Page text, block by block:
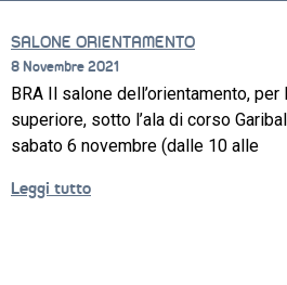
CORSI
NEWS
SETTORI
SALONE ORIENTAMENTO
8 Novembre 2021
BRA Il salone dell’orientamento,
superiore, sotto l’ala di corso
sabato 6 novembre (dalle 10 alle
Leggi tutto